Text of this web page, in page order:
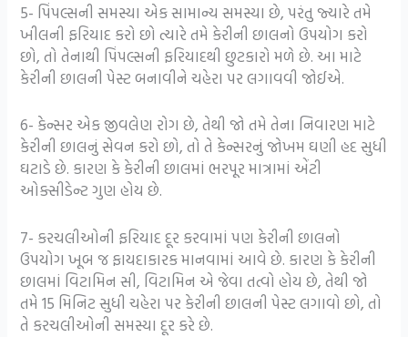
5- પિંપલ્સની સમસ્યા એક સામાન્ય સમસ્યા છે, પરંતુ જ્યારે તમે
ખીલની ફરિયાદ કરો છો ત્યારે તમે કેરીની છાલનો ઉપયોગ કરો
છો, તો તેનાથી પિંપલ્સની ફરિયાદથી છુટકારો મળે છે. આ માટે
કેરીની છાલની પેસ્ટ બનાવીને ચહેરા પર લગાવવી જોઈએ.
6- કેન્સર એક જીવલેણ રોગ છે, તેથી જો તમે તેના નિવારણ માટે
કેરીની છાલનું સેવન કરો છો, તો તે કેન્સરનું જોખમ ઘણી હદ સુધી
ઘટાડે છે. કારણ કે કેરીની છાલમાં ભરપૂર માત્રામાં એંટી
ઓક્સીડેન્ટ ગુણ હોય છે.
7- કરચલીઓની ફરિયાદ દૂર કરવામાં પણ કેરીની છાલનો
ઉપયોગ ખૂબ જ ફાયદાકારક માનવામાં આવે છે. કારણ કે કેરીની
છાલમાં વિટામિન સી, વિટામિન એ જેવા તત્વો હોય છે, તેથી જો
તમે 15 મિનિટ સુધી ચહેરા પર કેરીની છાલની પેસ્ટ લગાવો છો, તો
તે કરચલીઓની સમસ્યા દૂર કરે છે.